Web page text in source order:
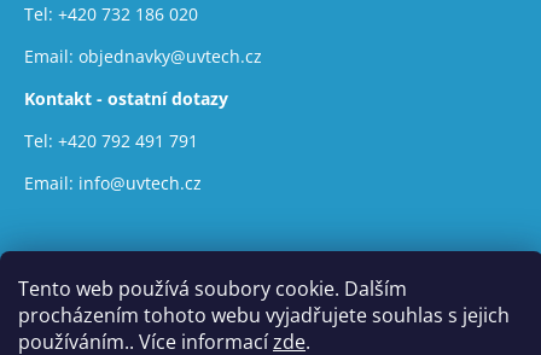
Tento web používá soubory cookie. Dalším
procházením tohoto webu vyjadřujete souhlas s jejich
používáním.. Více informacízde.
Tel: +420 732 186 020
Email: objednavky@uvtech.cz
Kontakt - ostatní dotazy
Tel: +420 792 491 791
Email: info@uvtech.cz